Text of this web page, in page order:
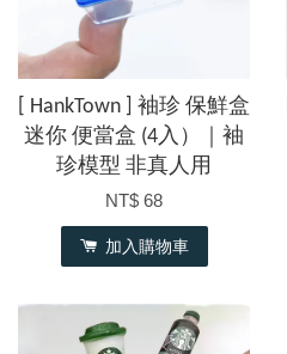
[ HankTown ] 袖珍 保鮮盒
迷你 便當盒 (4入）｜袖
珍模型 非真人用
NT$ 68
加入購物車